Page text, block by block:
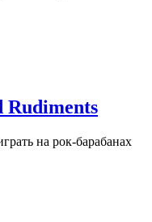
Rudiments
на рок-барабанах